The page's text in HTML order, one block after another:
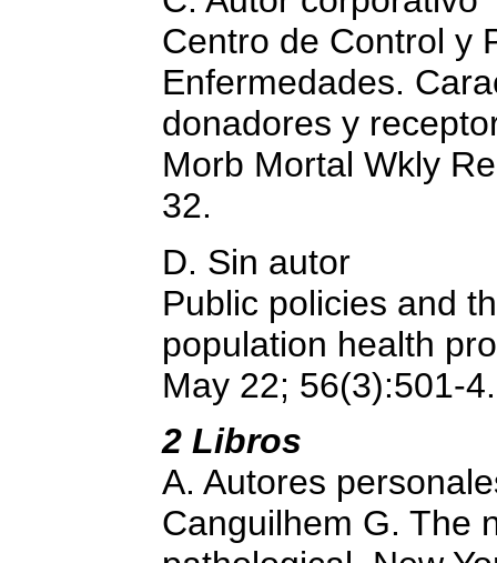
Centro de Control y
Enfermedades.
donadores y
Morb Mortal Wkly
32.
D. Sin autor
Public policies and
population health
May 22; 56(3):501-4.
2 Libros
A. Autores
Canguilhem G. The